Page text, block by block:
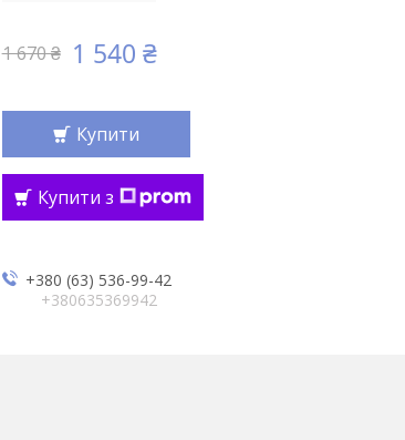
1 670 ₴ 1 540 ₴
Купити
Купити з
+380 (63) 536-99-42
+380635369942